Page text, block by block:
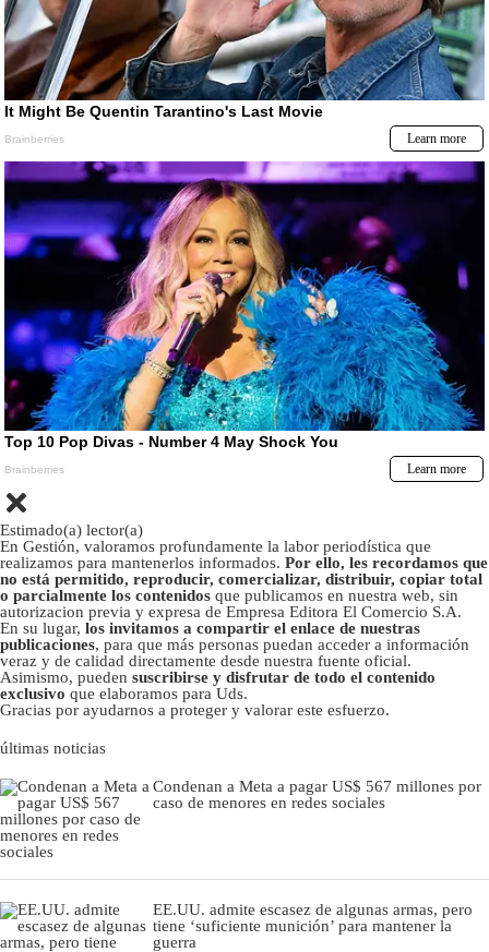
Estimado(a) lector(a)
En Gestión, valoramos profundamente la labor periodística que
realizamos para mantenerlos informados. Por ello, les recordamos que
no está permitido, reproducir, comercializar, distribuir, copiar total
o parcialmente los contenidos que publicamos en nuestra web, sin
autorizacion previa y expresa de Empresa Editora El Comercio S.A.
En su lugar, los invitamos a compartir el enlace de nuestras
publicaciones, para que más personas puedan acceder a información
veraz y de calidad directamente desde nuestra fuente oficial.
Asimismo, pueden suscribirse y disfrutar de todo el contenido
exclusivo que elaboramos para Uds.
Gracias por ayudarnos a proteger y valorar este esfuerzo.
últimas noticias
Condenan a Meta a pagar US$ 567 millones por
caso de menores en redes sociales
EE.UU. admite escasez de algunas armas, pero
tiene ‘suficiente munición’ para mantener la
guerra